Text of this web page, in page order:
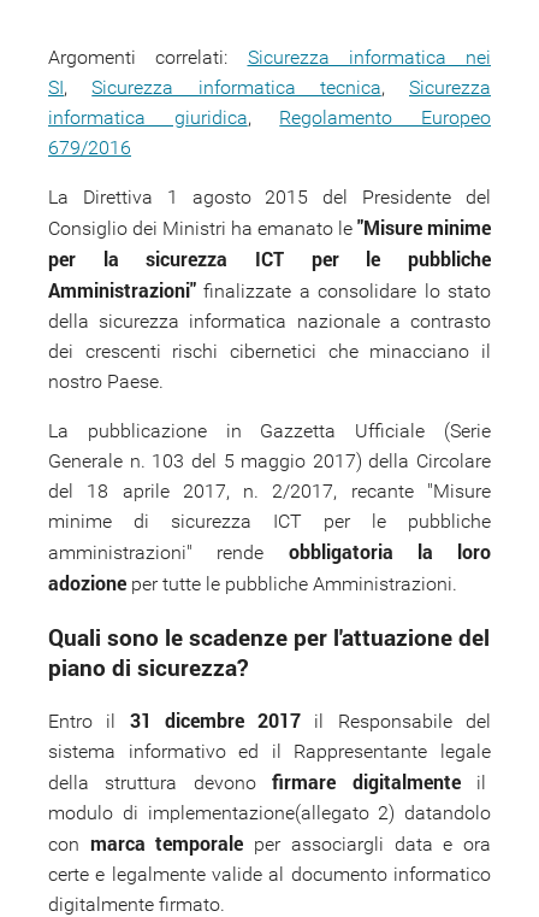
Argomenti correlati: Sicurezza informatica nei
SI,Sicurezza informatica tecnica, Sicurezza
informatica giuridica, Regolamento Europeo
679/2016
La Direttiva 1 agosto 2015 del Presidente del
Consiglio dei Ministri ha emanato le "Misure minime
per la sicurezza ICT per le pubbliche
Amministrazioni" finalizzate a consolidare lo stato
della sicurezza informatica nazionale a contrasto
dei crescenti rischi cibernetici che minacciano il
nostro Paese.
La pubblicazione in Gazzetta Ufficiale (Serie
Generale n. 103 del 5 maggio 2017) della Circolare
del 18 aprile 2017, n. 2/2017, recante "Misure
minime di sicurezza ICT per le pubbliche
amministrazioni" rende obbligatoria la loro
adozione per tutte le pubbliche Amministrazioni.
Quali sono le scadenze per l'attuazione del
piano di sicurezza?
Entro il 31 dicembre 2017 il Responsabile del
sistema informativo ed il Rappresentante legale
della struttura devonofirmare digitalmenteil
modulo di implementazione(allegato 2) datandolo
con marca temporale per associargli data e ora
certe e legalmente valide al documento informatico
digitalmente firmato.